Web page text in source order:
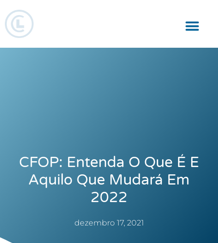
CFOP: Entenda O Que É E
Aquilo Que Mudará Em
2022
dezembro 17, 2021